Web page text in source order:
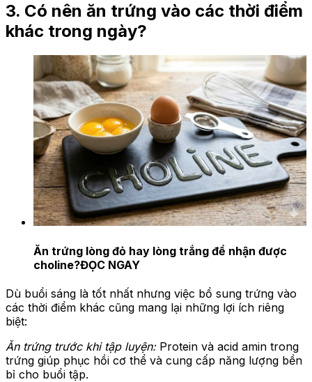
3. Có nên ăn trứng vào các thời điểm
khác trong ngày?
Ăn trứng lòng đỏ hay lòng trắng để nhận được
choline?ĐỌC NGAY
Dù buổi sáng là tốt nhất nhưng việc bổ sung trứng vào
các thời điểm khác cũng mang lại những lợi ích riêng
biệt:
Ăn trứng trước khi tập luyện: Protein và acid amin trong
trứng giúp phục hồi cơ thể và cung cấp năng lượng bền
bỉ cho buổi tập.